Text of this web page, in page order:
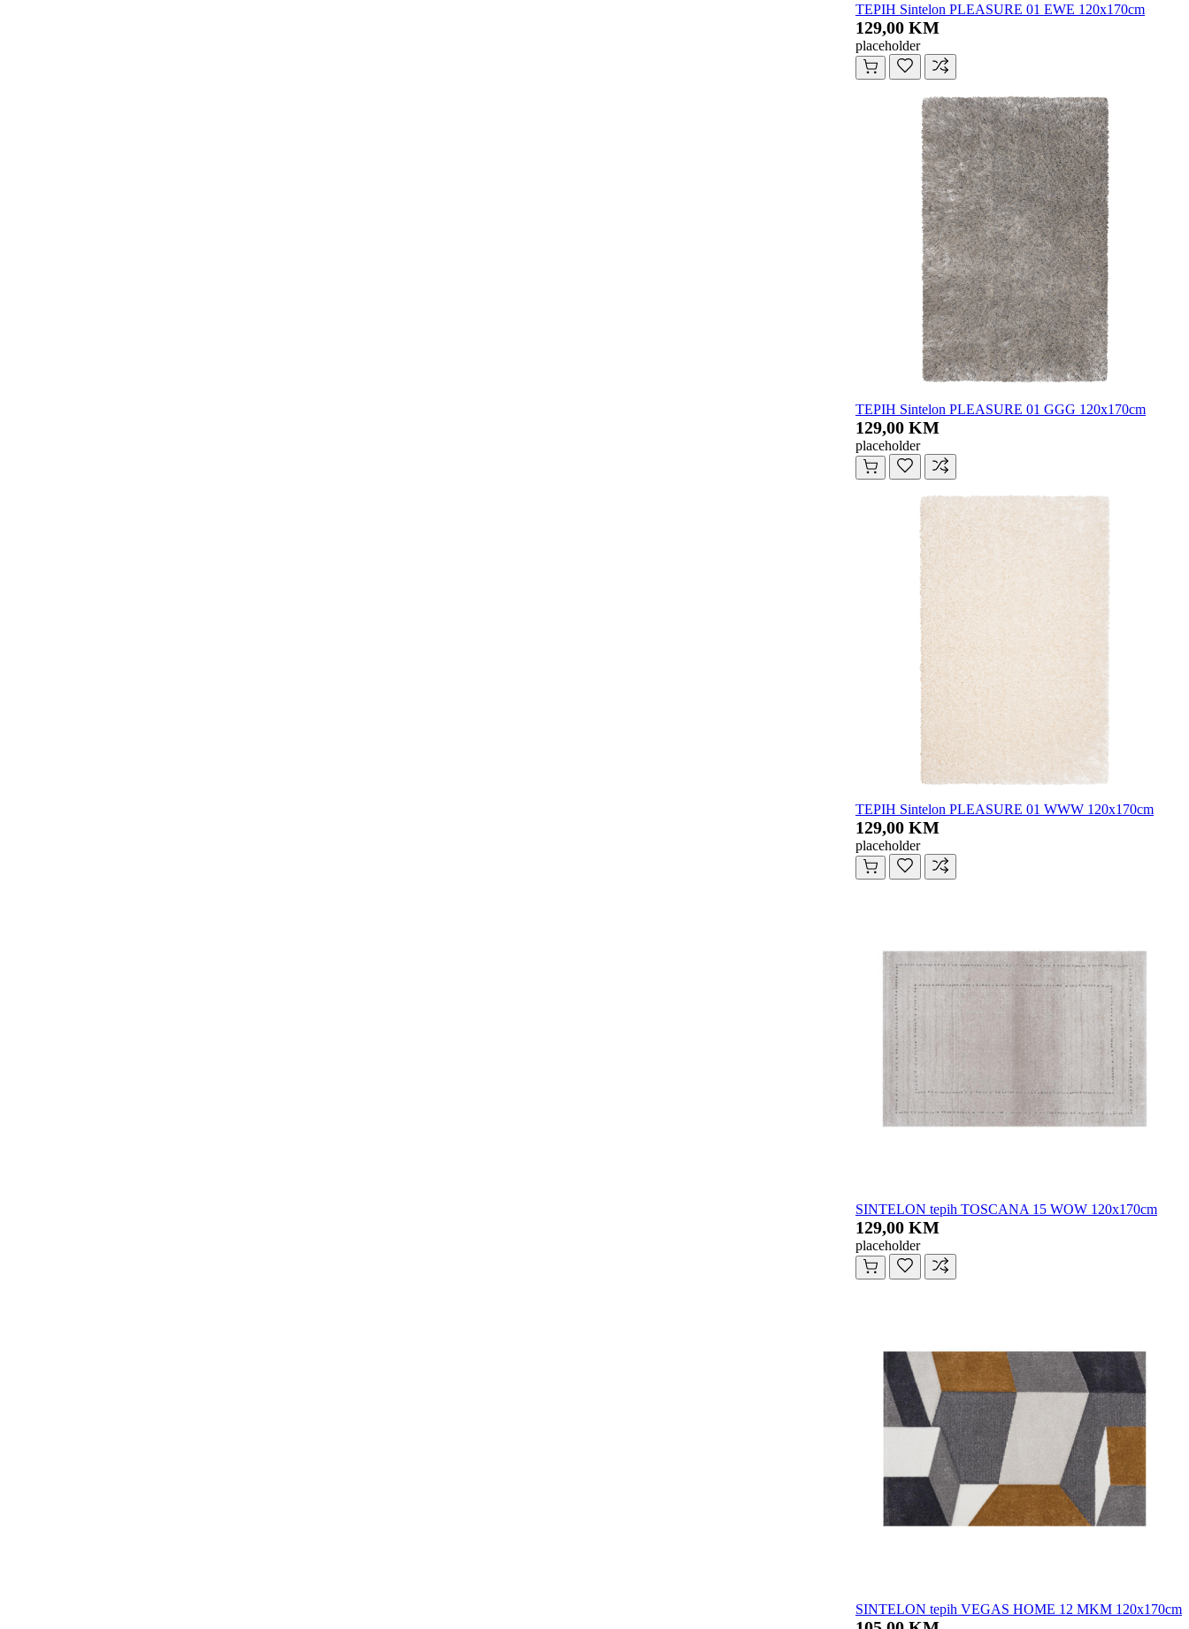
TEPIH Sintelon PLEASURE 01 EWE 120x170cm
129,00 KM
placeholder
TEPIH Sintelon PLEASURE 01 GGG 120x170cm
129,00 KM
placeholder
TEPIH Sintelon PLEASURE 01 WWW 120x170cm
129,00 KM
placeholder
SINTELON tepih TOSCANA 15 WOW 120x170cm
129,00 KM
placeholder
SINTELON tepih VEGAS HOME 12 MKM 120x170cm